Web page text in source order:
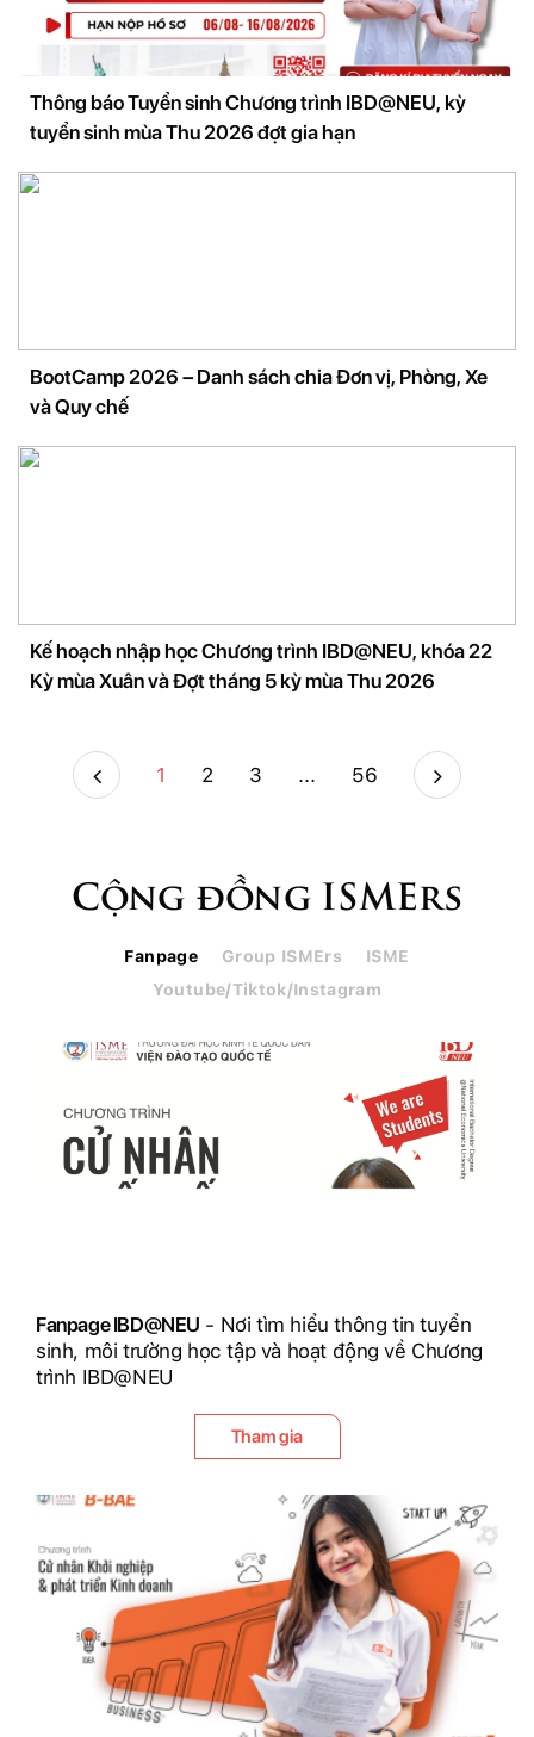
Thông báo Tuyển sinh Chương trình IBD@NEU, kỳ
tuyển sinh mùa Thu 2026 đợt gia hạn
BootCamp 2026 – Danh sách chia Đơn vị, Phòng, Xe
và Quy chế
Kế hoạch nhập học Chương trình IBD@NEU, khóa 22
Kỳ mùa Xuân và Đợt tháng 5 kỳ mùa Thu 2026
1 2 3 ... 56
Cộng đồng ISMErs
Fanpage Group ISMErs
ISME
Youtube/Tiktok/Instagram
Fanpage IBD@NEU - Nơi tìm hiểu thông tin tuyển
sinh, môi trường học tập và hoạt động về Chương
trình IBD@NEU
Tham gia